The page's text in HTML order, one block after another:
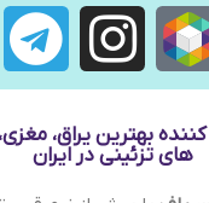
بهترین یراق،
های تزئینی در ایران